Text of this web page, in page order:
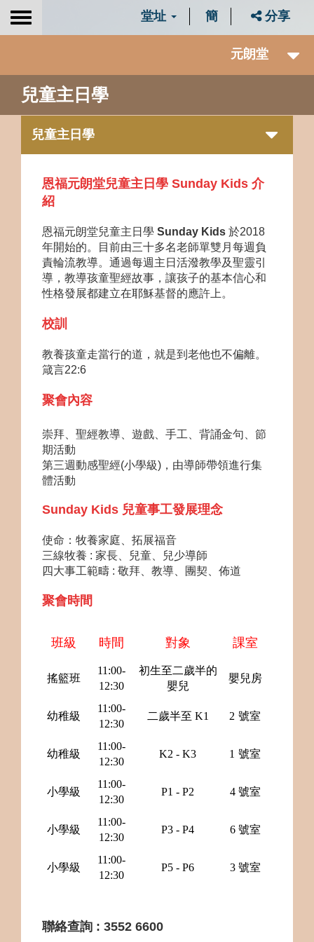
Toggle
堂址 簡 分享
元朗堂
兒童主日學
兒童主日學
恩福元朗堂兒童主日學 Sunday Kids 介
紹
恩福元朗堂兒童主日學 Sunday Kids 於2018
年開始的。目前由三十多名老師單雙月每週負
責輪流教導。通過每週主日活潑教學及聖靈引
導，教導孩童聖經故事，讓孩子的基本信心和
性格發展都建立在耶穌基督的應許上。
校訓
教養孩童走當行的道，就是到老他也不偏離。
箴言22:6
聚會內容
崇拜 、聖經教導
遊戲、手工、背誦金句、節
期活動
第三週動感聖經(小學級)，由導師帶領進行集
體活動
Sunday Kids 兒童事工發展理念
使命：牧養家庭、拓展福音
三線牧養 : 家長 、兒童、
兒少導師
四大事工範疇 : 敬拜、教導 團契、佈道
聚會時間
班級 時間 對象 課室
搖籃班
11:00-
12:30
初生至二歲半的
嬰兒
嬰兒房
幼稚級
11:00-
12:30
二歲半至 K1 2 號室
幼稚級
11:00-
12:30
K2 - K3 1 號室
小學級
11:00-
12:30
P1 - P2 4 號室
小學級
11:00-
12:30
P3 - P4 6 號室
小學級
11:00-
12:30
P5 - P6 3 號室
聯絡查詢 : 3552 6600